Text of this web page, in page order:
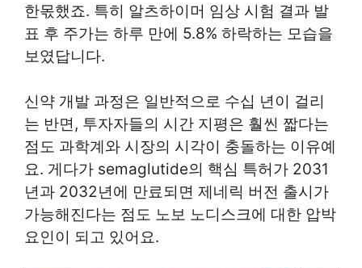
한몫했죠. 특히 알츠하이머 임상 시험 결과 발
표 후 주가는 하루 만에 5.8% 하락하는 모습을
보였답니다.
신약 개발 과정은 일반적으로 수십 년이 걸리
는 반면, 투자자들의 시간 지평은 훨씬 짧다는
점도 과학계와 시장의 시각이 충돌하는 이유예
요. 게다가 semaglutide의 핵심 특허가 2031
년과 2032년에 만료되면 제네릭 버전 출시가
가능해진다는 점도 노보 노디스크에 대한 압박
요인이 되고 있어요.